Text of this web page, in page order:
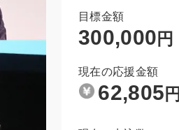
目標金額
300,000 円
現在の応援金額
62,805 円